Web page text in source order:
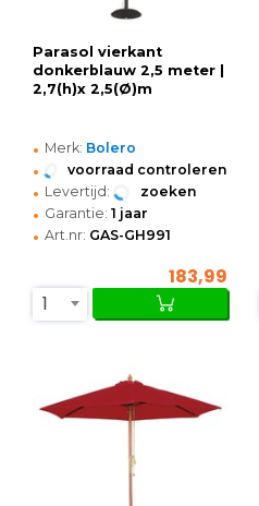
Parasol vierkant
donkerblauw 2,5 meter |
2,7(h)x 2,5(Ø)m
• Merk: Bolero
• voorraad controleren
• Levertijd: zoeken
• Garantie: 1 jaar
• Art.nr: GAS-GH991
183,99
1